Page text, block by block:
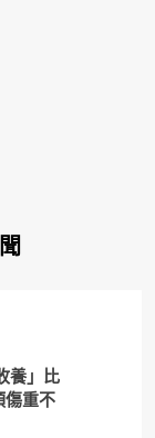
養」比
傷重不